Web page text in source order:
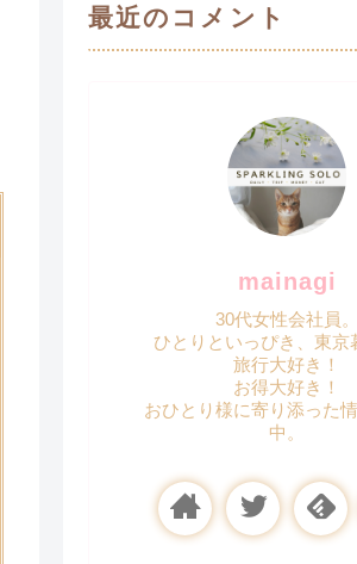
最近のコメント
mainagi
30代女性会社員。
ひとりといっぴき、東京
旅行大好き！
お得大好き！
おひとり様に寄り添った
中。